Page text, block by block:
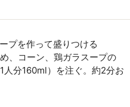
プを作って盛りつける
、コーン、鶏ガラスープの
人分160ml）を注ぐ。約2分お